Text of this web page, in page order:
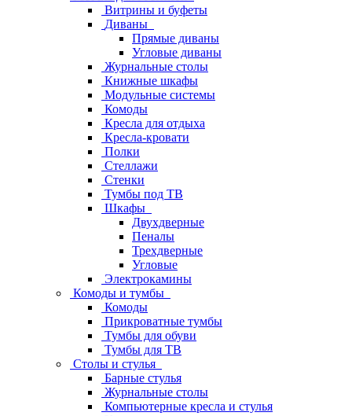
Витрины и буфеты
Диваны
Прямые диваны
Угловые диваны
Журнальные столы
Книжные шкафы
Модульные системы
Комоды
Кресла для отдыха
Кресла-кровати
Полки
Стеллажи
Стенки
Тумбы под ТВ
Шкафы
Двухдверные
Пеналы
Трехдверные
Угловые
Электрокамины
Комоды и тумбы
Комоды
Прикроватные тумбы
Тумбы для обуви
Тумбы для ТВ
Столы и стулья
Барные стулья
Журнальные столы
Компьютерные кресла и стулья